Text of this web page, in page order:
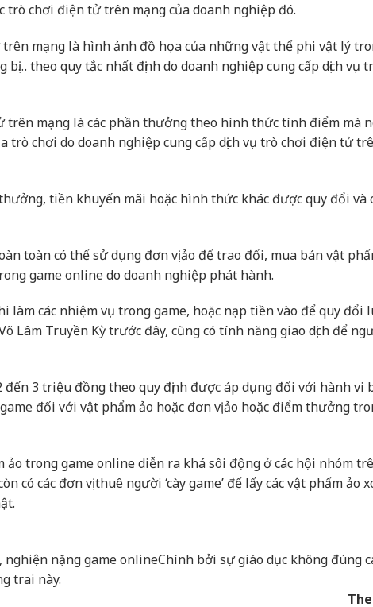
trò chơi điện tử trên mạng của doanh nghiệp đó.
mạng là hình ảnh đồ họa của những vật thể phi vật lý
bị… theo quy tắc nhất định do doanh nghiệp cung cấp dịch vụ
mạng là các phần thưởng theo hình thức tính điểm mà
chơi do doanh nghiệp cung cấp dịch vụ trò chơi điện tử
tiền khuyến mãi hoặc hình thức khác được quy đổi và
toàn có thể sử dụng đơn vị ảo để trao đổi, mua bán vật
game online do doanh nghiệp phát hành.
làm các nhiệm vụ trong game, hoặc nạp tiền vào để quy đổi
Lâm Truyền Kỳ trước đây, cũng có tính năng giao dịch để
3 triệu đồng theo quy định được áp dụng đối với hành vi
đối với vật phẩm ảo hoặc đơn vị ảo hoặc điểm thưởng
ảo trong game online diễn ra khá sôi động ở các hội nhóm
có các đơn vị thuê người ‘cày game’ để lấy các vật phẩm ảo
nghiện nặng game onlineChính bởi sự giáo dục không đúng
trai này.